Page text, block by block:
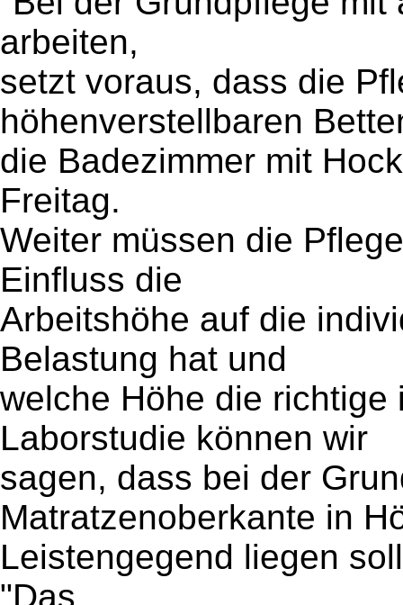
arbeiten,
setzt voraus, dass die
höhenverstellbaren
die Badezimmer mit
Freitag.
Weiter müssen die
Einfluss die
Arbeitshöhe auf die
Belastung hat und
welche Höhe die richtige
Laborstudie können wir
sagen, dass bei der
Matratzenoberkante in
Leistengegend liegen
"Das